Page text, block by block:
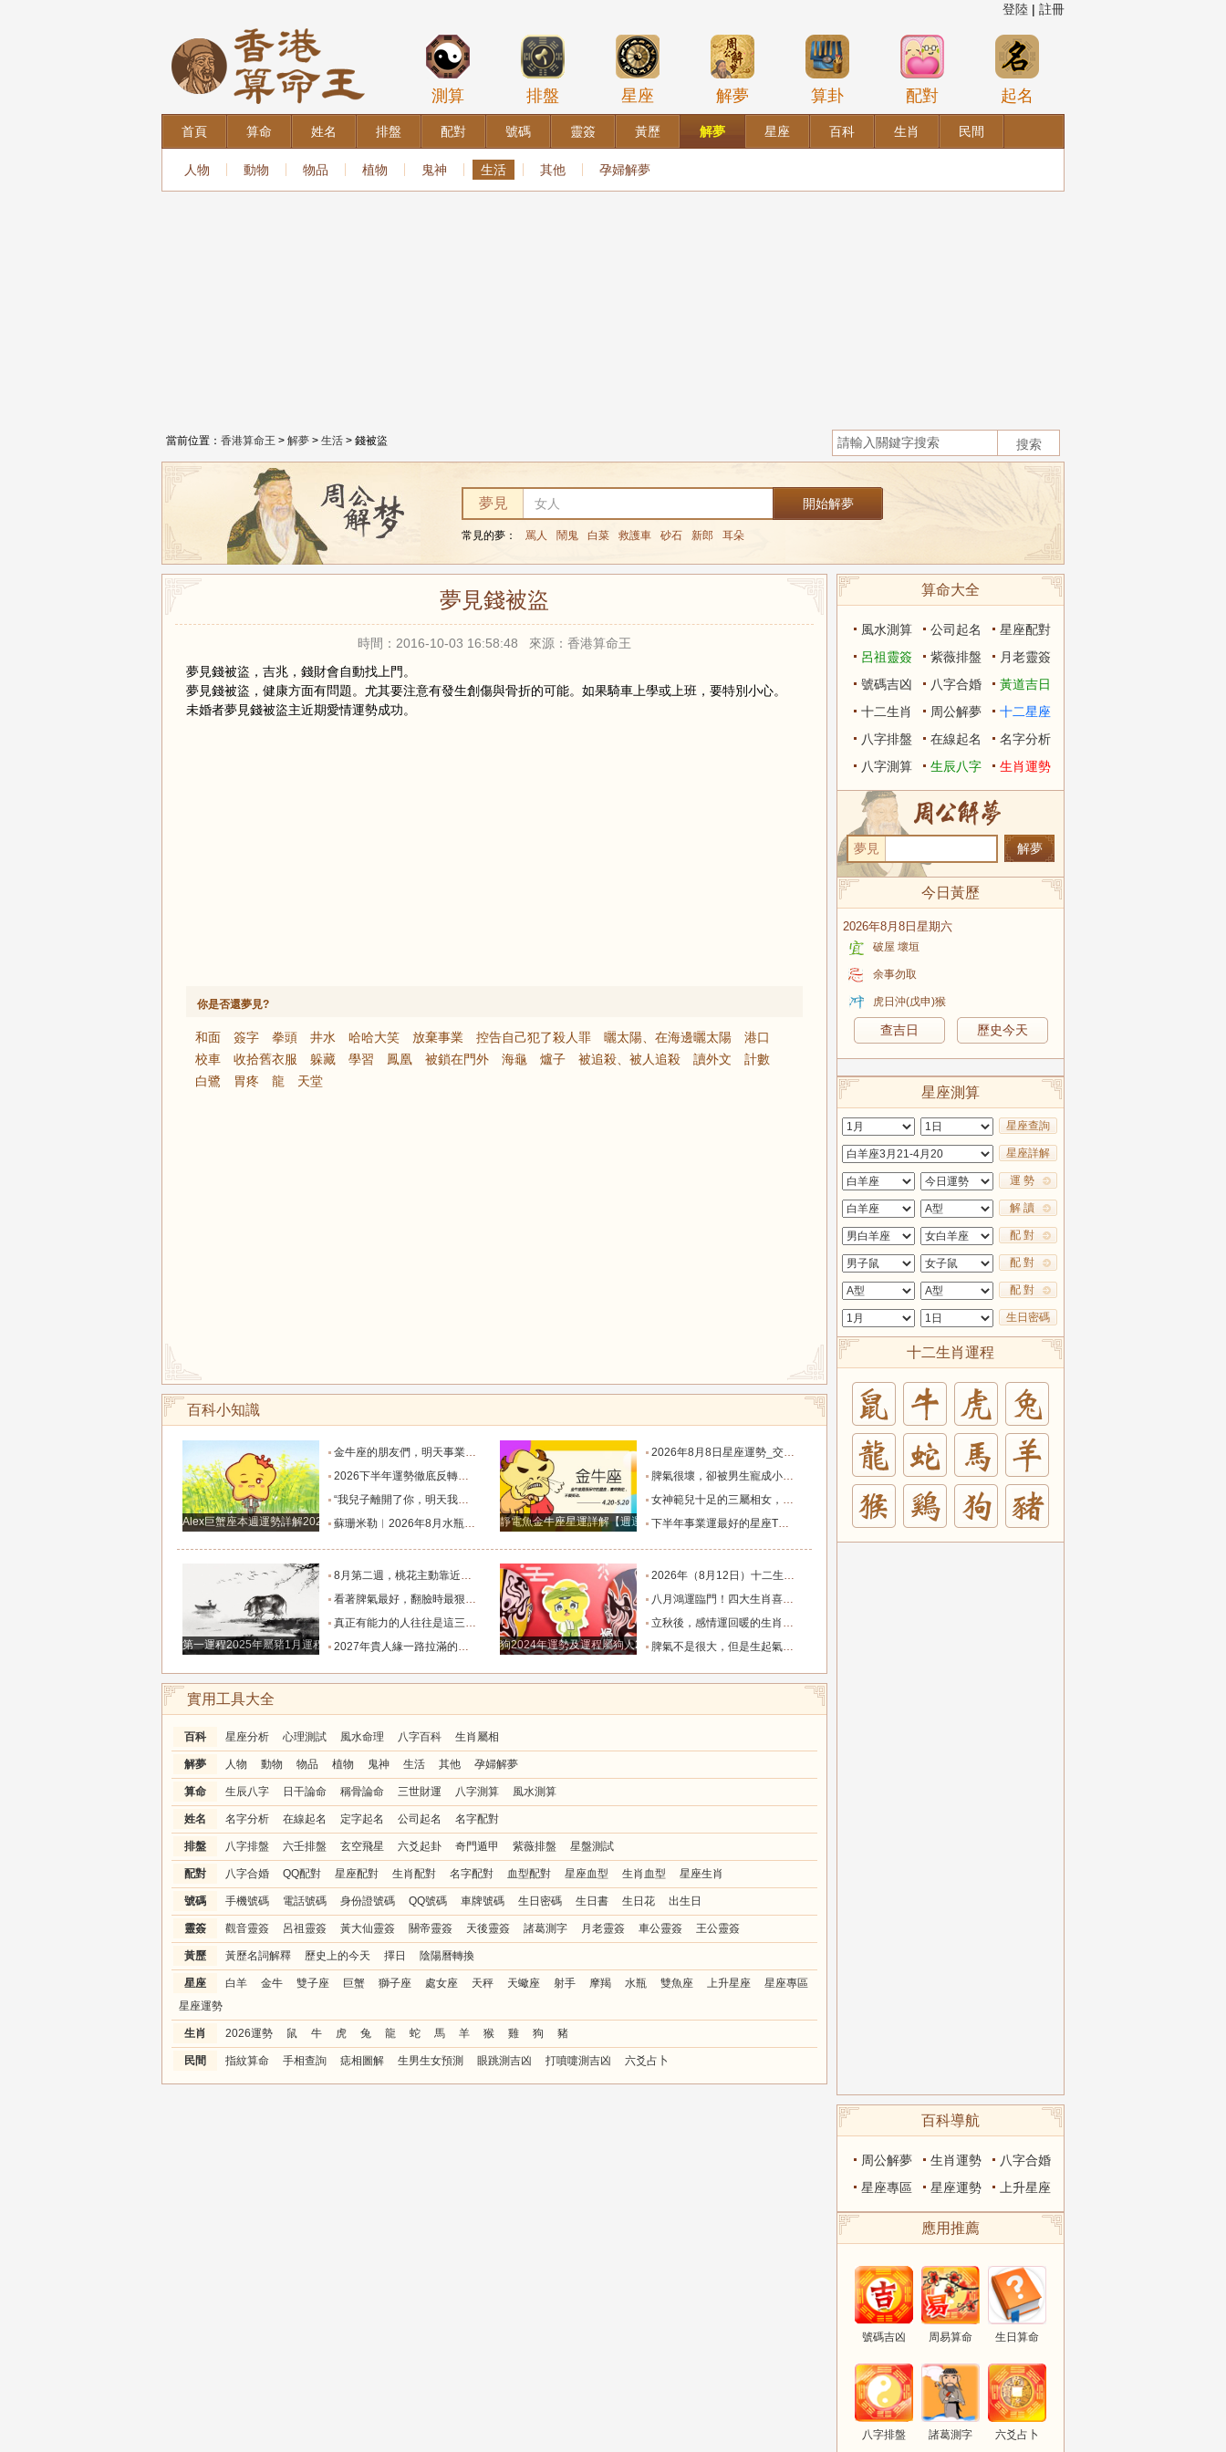
登陸 | 註冊
測算 排盤 星座 解夢 算卦 配對 起名
首頁 算命 姓名 排盤 配對 號碼 靈簽 黃歷 解夢 星座 百科 生肖 民間
人物 動物 物品 植物 鬼神 生活 其他 孕婦解夢
當前位置： 香港算命王 > 解夢 > 生活 > 錢被盜
夢見
常見的夢： 罵人 鬧鬼 白菜 救護車 砂石 新郎 耳朵
夢見錢被盜
時間：2016-10-03 16:58:48 來源：香港算命王
夢見錢被盜，吉兆，錢財會自動找上門。
夢見錢被盜，健康方面有問題。尤其要注意有發生創傷與骨折的可能。如果騎車上學或上班，要特別小心。
未婚者夢見錢被盜主近期愛情運勢成功。
你是否還夢見?
和面 簽字 拳頭 井水 哈哈大笑 放棄事業 控告自己犯了殺人罪 曬太陽、在海邊曬太陽
港口
校車
收拾舊衣服 躲藏 學習 鳳凰 被鎖在門外 海龜 爐子 被追殺、被人追殺 讀外文
計數
白鷺
胃疼 龍 天堂
百科小知識
Alex巨蟹座本週運勢詳解2024.12.23-12.29
金牛座的朋友們，明天事業迎來新高峰，不要再默默付出而錯失機會！_工作_宇宙_能量
2026下半年運勢徹底反轉迎來好運的四大星座！舊篇章結束，新的機遇之門敞開_時期_獅子座_重擔
“我兒子離開了你，明天我就能幫他重新找一個好樣的女人！”_伴侶_星座_尋找
蘇珊米勒︱2026年8月水瓶座月度運勢_合作_木星_滿月
靜電魚金牛座星運詳解【週運2024年12月9日-12月15日】
2026年8月8日星座運勢_交易_管理_合作
脾氣很壞，卻被男生寵成小公主的四大星座女，無憂無慮沒煩惱_女生_魅力_所在
女神範兒十足的三屬相女，很受異性的歡迎，人生處處招桃花！_女性_魅力_機遇
下半年事業運最好的星座TOP4_獅子座_木星_天蠍座
第一運程2025年屬豬1月運程解析
8月第二週，桃花主動靠近，遇到值得認識的人的三個星座_雙子座_東西_地方
看著脾氣最好，翻臉時最狠！立秋後這三大星座撕掉偽裝，誰碰底線誰倒黴_金牛座_星象_天秤座
真正有能力的人往往是這三個星座，既能獨立完成也懂得借助團隊_水瓶_協作_一個人
2027年貴人緣一路拉滿的三大生肖！處處有人幫扶，全年順風順水少坎坷_合作_人脈_事業
狗2024年運勢及運程屬狗人2024運勢好嗎
2026年（8月12日）十二生肖最棒運勢播報_龍的_財富_方面
八月鴻運臨門！四大生肖喜事紮堆來襲，下半年一路順風順水到底_避雷_要點_合作
立秋後，感情運回暖的生肖TOP3_單身_放平_申金
脾氣不是很大，但是生起氣來很難哄的五大星座女_女性_情緒_給予
實用工具大全
百科 星座分析 心理測試 風水命理 八字百科 生肖屬相
解夢 人物 動物 物品 植物 鬼神 生活 其他 孕婦解夢
算命 生辰八字 日干論命 稱骨論命 三世財運 八字測算 風水測算
姓名 名字分析 在線起名 定字起名 公司起名 名字配對
排盤 八字排盤 六壬排盤 玄空飛星 六爻起卦 奇門遁甲 紫薇排盤 星盤測試
配對 八字合婚 QQ配對 星座配對 生肖配對 名字配對 血型配對 星座血型 生肖血型 星座生肖
號碼 手機號碼 電話號碼 身份證號碼 QQ號碼 車牌號碼 生日密碼 生日書 生日花 出生日
靈簽 觀音靈簽 呂祖靈簽 黃大仙靈簽 關帝靈簽 天後靈簽 諸葛測字 月老靈簽 車公靈簽 王公靈簽
黃歷 黃歷名詞解釋 歷史上的今天 擇日 陰陽曆轉換
星座 白羊 金牛 雙子座 巨蟹 獅子座 處女座 天秤 天蠍座 射手 摩羯 水瓶 雙魚座 上升星座
星座專區
星座運勢
生肖 2026運勢 鼠 牛 虎 兔 龍 蛇 馬 羊 猴 雞 狗 豬
民間 指紋算命 手相查詢 痣相圖解 生男生女預測 眼跳測吉凶 打噴嚏測吉凶 六爻占卜
算命大全
風水測算 公司起名
星座配對
呂祖靈簽
紫薇排盤
月老靈簽
號碼吉凶
八字合婚
黃道吉日
十二生肖
周公解夢
十二星座
八字排盤
在線起名
名字分析
八字測算
生辰八字 生肖運勢
夢見
今日黃歷
2026年8月8日星期六
破屋 壞垣
余事勿取
虎日沖(戊申)猴
查吉日 歷史今天
星座測算
星座查詢
星座詳解
運 勢
解 讀
配 對
配 對
配 對
生日密碼
十二生肖運程
猴 雞
百科導航
周公解夢 生肖運勢
八字合婚
星座專區
星座運勢 上升星座
應用推薦
號碼吉凶 周易算命 生日算命
八字排盤 諸葛測字 六爻占卜